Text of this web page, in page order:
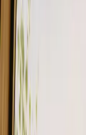
Hytter i New